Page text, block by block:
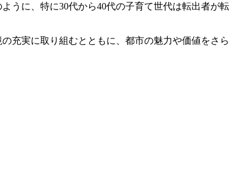
うに、特に30代から40代の子育て世代は転出者が転
充実に取り組むとともに、都市の魅力や価値をさら